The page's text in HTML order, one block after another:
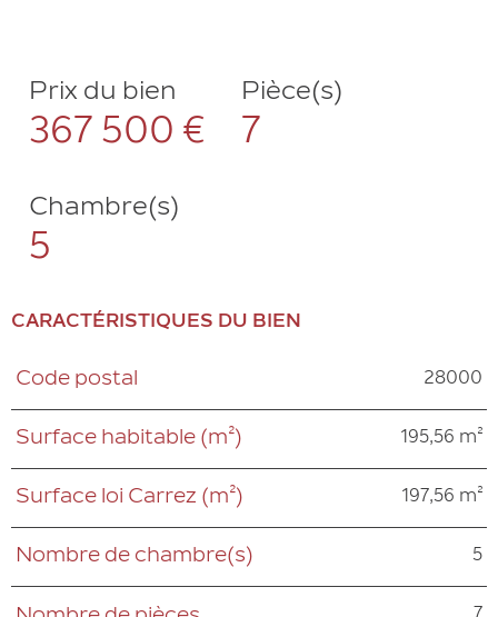
Prix du bien
367 500 €
Pièce(s)
7
Chambre(s)
5
CARACTÉRISTIQUES DU BIEN
Caractéristiques
Code postal 28000
Surface habitable (m²) 195,56 m²
Surface loi Carrez (m²) 197,56 m²
Nombre de chambre(s) 5